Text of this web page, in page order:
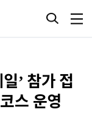
’ 참가 접
스 운영